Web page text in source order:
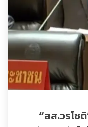
“สส.วรโช